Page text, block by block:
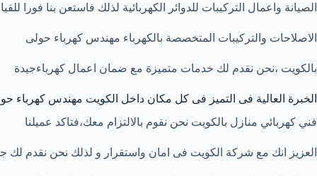
الصيانة واعمال التركيبات للدوائر الكهربائية لذلك فاستعن بنا فورا
الاصلاحات والتركيبات المتخصصة بالكهرباء مهندس كهرباء حولى
بالكويت ،نحن نقدم لك خدمات متميزة مع ضمان اعمال كهرباءجيدة
الخبرة العالية فى التميز فى كل مكان داخل الكويت مهندس كهرباء
فني كهربائي منازل بالكويت نحن نقوم بالالتزام معك،فتاكد عميلنا
العزيز انك مع شركة الكويت فى امان واستقرار و لذلك نحن نقدم لك